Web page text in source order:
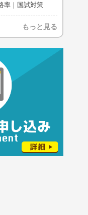
率｜国試対策
もっと見る